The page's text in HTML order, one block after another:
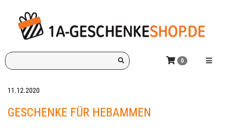
Hauptinhalt
springen
Ich
suche
Geschenk
Menü
0
11.12.2020
GESCHENKE FÜR HEBAMMEN